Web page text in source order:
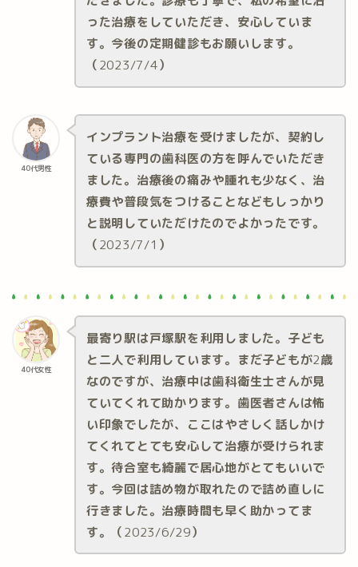
った治療をしていただき、安心していま
す。今後の定期健診もお願いします。
（2023/7/4）
40代男性
インプラント治療を受けましたが、契約し
ている専門の歯科医の方を呼んでいただき
ました。治療後の痛みや腫れも少なく、治
療費や普段気をつけることなどもしっかり
と説明していただけたのでよかったです。
（2023/7/1 ）
40代女性
最寄り駅は戸塚駅を利用しました。子ども
と二人で利用しています。まだ子どもが2歳
なのですが、治療中は歯科衛生士さんが見
ていてくれて助かります。歯医者さんは怖
い印象でしたが、ここはやさしく話しかけ
てくれてとても安心して治療が受けられま
す。待合室も綺麗で居心地がとてもいいで
す。今回は詰め物が取れたので詰め直しに
行きました。治療時間も早く助かってま
す。（2023/6/29）